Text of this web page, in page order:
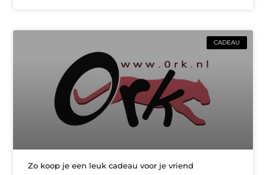
CADEAU
Zo koop je een leuk cadeau voor je vriend